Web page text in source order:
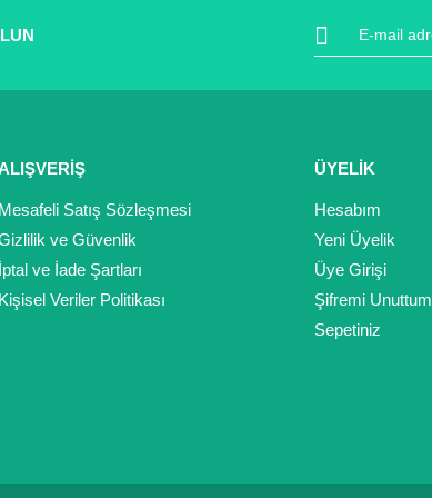
Gönder
Mesafeli Satış Sözleşmesi
ve Güvenlik
İptal ve İade Şartları
Kişisel Veriler Politikası
ÜYELİK
Hesabım
Yeni Üyelik
Üye Girişi
Şifremi Unuttum
Sepetiniz